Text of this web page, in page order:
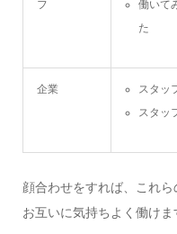
フ
働いて
た
企業
スタッ
スタッ
顔合わせをすれば、これ
お互いに気持ちよく働けま